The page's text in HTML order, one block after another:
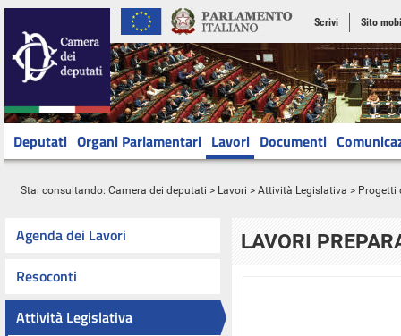
Scrivi Sito
Deputati Organi Parlamentari Lavori Documenti
Stai consultando: Camera dei deputati > Lavori > Attività Legislativa > Progetti
Agenda dei Lavori
Resoconti
Attività Legislativa
LAVORI